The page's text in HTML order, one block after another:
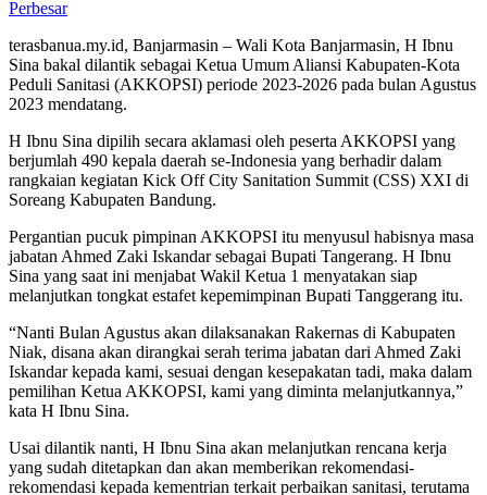
Perbesar
terasbanua.my.id, Banjarmasin – Wali Kota Banjarmasin, H Ibnu
Sina bakal dilantik sebagai Ketua Umum Aliansi Kabupaten-Kota
Peduli Sanitasi (AKKOPSI) periode 2023-2026 pada bulan Agustus
2023 mendatang.
H Ibnu Sina dipilih secara aklamasi oleh peserta AKKOPSI yang
berjumlah 490 kepala daerah se-Indonesia yang berhadir dalam
rangkaian kegiatan Kick Off City Sanitation Summit (CSS) XXI di
Soreang Kabupaten Bandung.
Pergantian pucuk pimpinan AKKOPSI itu menyusul habisnya masa
jabatan Ahmed Zaki Iskandar sebagai Bupati Tangerang. H Ibnu
Sina yang saat ini menjabat Wakil Ketua 1 menyatakan siap
melanjutkan tongkat estafet kepemimpinan Bupati Tanggerang itu.
“Nanti Bulan Agustus akan dilaksanakan Rakernas di Kabupaten
Niak, disana akan dirangkai serah terima jabatan dari Ahmed Zaki
Iskandar kepada kami, sesuai dengan kesepakatan tadi, maka dalam
pemilihan Ketua AKKOPSI, kami yang diminta melanjutkannya,”
kata H Ibnu Sina.
Usai dilantik nanti, H Ibnu Sina akan melanjutkan rencana kerja
yang sudah ditetapkan dan akan memberikan rekomendasi-
rekomendasi kepada kementrian terkait perbaikan sanitasi, terutama